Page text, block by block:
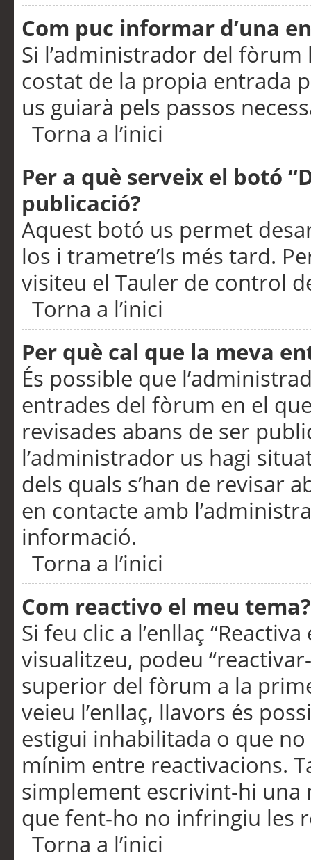
Com puc informar d’una
Si l’administrador del
costat de la propia entrada
us guiarà pels passos
Torna a l’inici
Per a què serveix el botó
publicació?
Aquest botó us permet
los i trametre’ls més tard.
visiteu el Tauler de control
Torna a l’inici
Per què cal que la meva
És possible que
entrades del fòrum en el
revisades abans de ser
l’administrador us hagi
dels quals s’han de revisar
en contacte amb
informació.
Torna a l’inici
Com reactivo el meu tema?
Si feu clic a l’enllaç
visualitzeu, podeu
superior del fòrum a la
veieu l’enllaç, llavors és
estigui inhabilitada o que
mínim entre reactivacions.
simplement escrivint-hi una
que fent-ho no infringiu les
Torna a l’inici